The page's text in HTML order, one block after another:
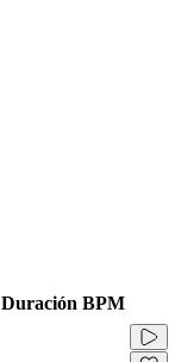
Duración BPM